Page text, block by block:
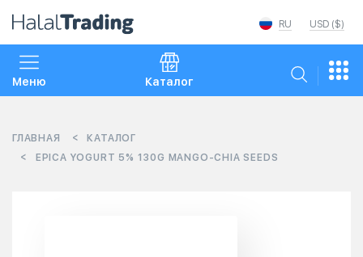
USD ($)
RU
Меню Каталог
ГЛАВНАЯ
КАТАЛОГ
EPICA YOGURT 5% 130G MANGO-CHIA SEEDS